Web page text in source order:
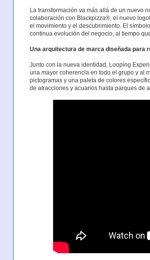
La transformación va más allá de un nuevo
colaboración con Blackpizza®, el nuevo
el movimiento y el descubrimiento. El
continua evolución del negocio, al tiempo
Una arquitectura de marca diseñada para
Junto con la nueva identidad, Looping
una mayor coherencia en todo el grupo y al
pictogramas y una paleta de colores
de atracciones y acuarios hasta parques de